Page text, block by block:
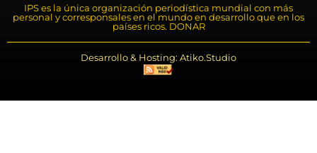
IPS es la única organización periodística mundial con más
personal y corresponsales en el mundo en desarrollo que en los
países ricos. DONAR
Desarrollo & Hosting: Atiko.Studio